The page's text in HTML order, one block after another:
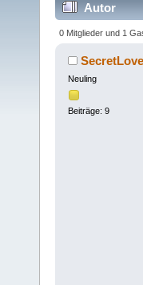
Autor
0 Mitglieder und 1
SecretLove
Neuling
Beiträge: 9